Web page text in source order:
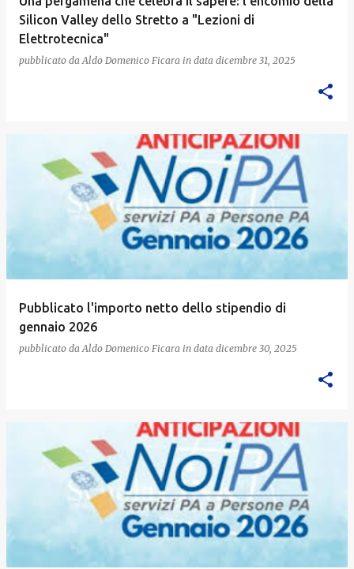
Silicon Valley dello Stretto a "Lezioni di
Elettrotecnica"
pubblicato da Aldo Domenico Ficara in data dicembre 31, 2025
Pubblicato l'importo netto dello stipendio di
gennaio 2026
pubblicato da Aldo Domenico Ficara in data dicembre 30, 2025